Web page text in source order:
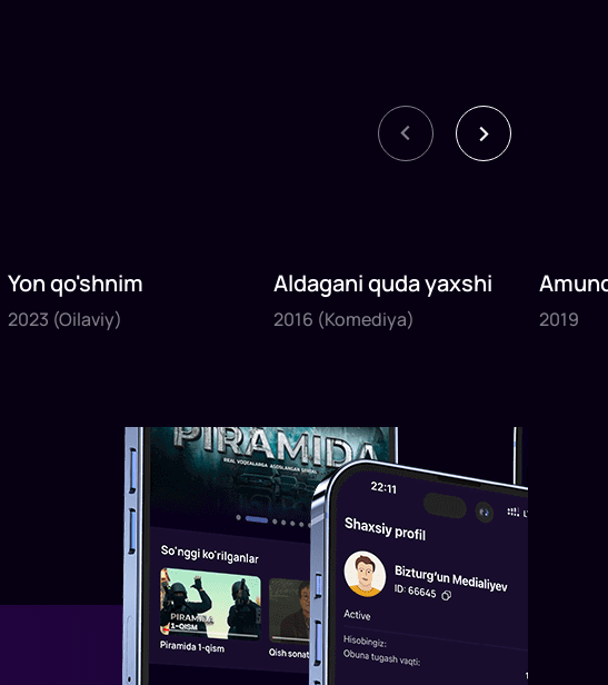
2023
1x40daq.
Yon qo'shnim
2023 (Oilaviy)
2016
1x82daq.
Aldagani quda yaxshi
2016 (Komediya)
2019
1x120
2019